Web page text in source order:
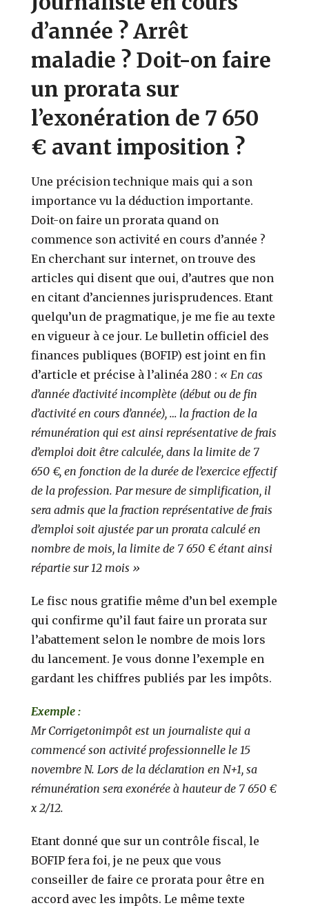
d’année ? Arrêt
maladie ? Doit-on faire
un prorata sur
l’exonération de 7 650
€ avant imposition ?
Une précision technique mais qui a son
importance vu la déduction importante.
Doit-on faire un prorata quand on
commence son activité en cours d’année ?
En cherchant sur internet, on trouve des
articles qui disent que oui, d’autres que non
en citant d’anciennes jurisprudences. Etant
quelqu’un de pragmatique, je me fie au texte
en vigueur à ce jour. Le bulletin officiel des
finances publiques (BOFIP) est joint en fin
d’article et précise à l’alinéa 280 : « En cas
d’année d’activité incomplète (début ou de fin
d’activité en cours d’année), … la fraction de la
rémunération qui est ainsi représentative de frais
d’emploi doit être calculée, dans la limite de 7
650 €, en fonction de la durée de l’exercice effectif
de la profession. Par mesure de simplification, il
sera admis que la fraction représentative de frais
d’emploi soit ajustée par un prorata calculé en
nombre de mois, la limite de 7 650 € étant ainsi
répartie sur 12 mois »
Le fisc nous gratifie même d’un bel exemple
qui confirme qu’il faut faire un prorata sur
l’abattement selon le nombre de mois lors
du lancement. Je vous donne l’exemple en
gardant les chiffres publiés par les impôts.
Exemple :
Mr Corrigetonimpôt est un journaliste qui a
commencé son activité professionnelle le 15
novembre N. Lors de la déclaration en N+1, sa
rémunération sera exonérée à hauteur de 7 650 €
x 2/12.
Etant donné que sur un contrôle fiscal, le
BOFIP fera foi, je ne peux que vous
conseiller de faire ce prorata pour être en
accord avec les impôts. Le même texte